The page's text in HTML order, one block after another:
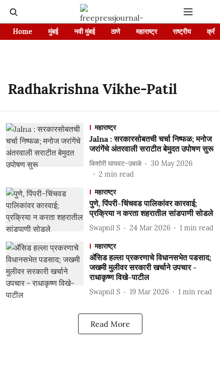
Home मुंबई नवी मुंबई ठाणे महाराष्ट्र राष्ट्रीय
Radhakrishna Vikhe-Patil
महाराष्ट्र
Jalna : सरकारसोबतची चर्चा निष्फळ; मनोज
जरांगेंचे अंतरवाली सराटीत बेमुदत उपोषण सुरू
किशोरी घायवट-उबाळे
30 May 2026
2 min read
महाराष्ट्र
पुणे, पिंपरी-चिंचवड पालिकांवर कारवाई;
प्रक्रिया न करता शहरातील सांडपाणी सोडले
Swapnil S 24 Mar 2026 1 min read
महाराष्ट्र
अ‍ॅसिड हल्ला प्रकरणाचे विधानसभेत पडसाद;
जखमी मुलीवर सरकारी खर्चाने उपचार -
राधाकृष्ण विखे-पाटील
Swapnil S 19 Mar 2026 1 min read
Read More